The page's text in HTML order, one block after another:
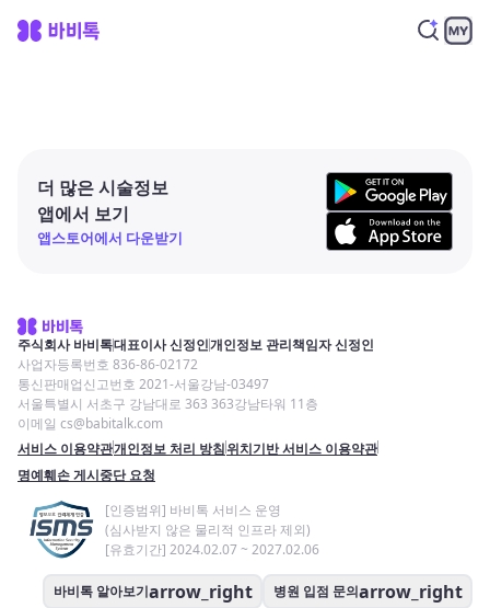
더 많은 시술정보
앱에서 보기
앱스토어에서 다운받기
주식회사 바비톡대표이사 신정인개인정보 관리책임자 신정인
사업자등록번호 836-86-02172
통신판매업신고번호 2021-서울강남-03497
서울특별시 서초구 강남대로 363 363강남타워 11층
이메일 cs@babitalk.com
서비스 이용약관개인정보 처리 방침위치기반 서비스 이용약관
명예훼손 게시중단 요청
[인증범위] 바비톡 서비스 운영
(심사받지 않은 물리적 인프라 제외)
[유효기간] 2024.02.07 ~ 2027.02.06
바비톡 알아보기arrow_right 병원 입점 문의arrow_right